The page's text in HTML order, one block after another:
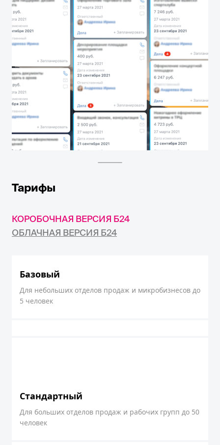
Тарифы
КОРОБОЧНАЯ ВЕРСИЯ Б24
ОБЛАЧНАЯ ВЕРСИЯ Б24
Базовый
Для небольших отделов продаж и микробизнесов до
5 человек
Стандартный
Для больших отделов продаж и рабочих групп до 50
человек